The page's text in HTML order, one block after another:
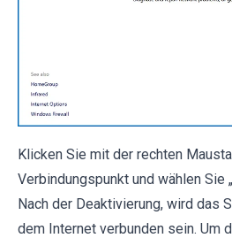
Klicken Sie mit der rechten
Verbindungspunkt und wählen Sie „
Nach der Deaktivierung, wird das
dem Internet verbunden sein. Um